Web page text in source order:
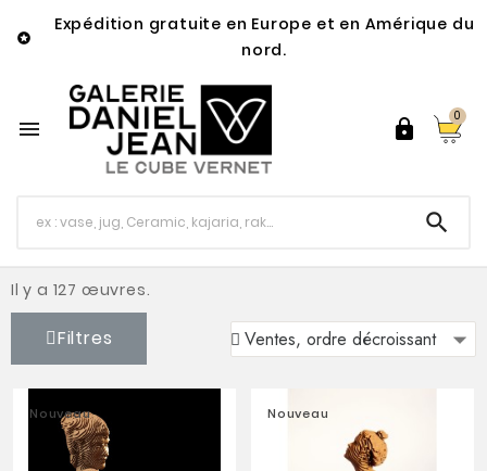

Expédition gratuite en Europe et en Amérique du
nord.
 
0

Il y a 127 œuvres.
Filtres
Nouveau Nouveau